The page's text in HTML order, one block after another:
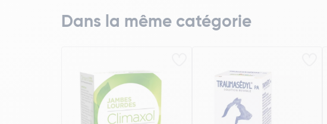
Dans la même catégorie